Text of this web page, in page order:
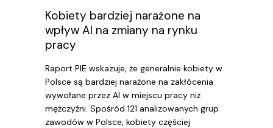
Kobiety bardziej narażone na
wpływ AI na zmiany na rynku
pracy
Raport PIE wskazuje, że generalnie kobiety w
Polsce są bardziej narażone na zakłócenia
wywołane przez AI w miejscu pracy niż
mężczyźni. Spośród 121 analizowanych grup
zawodów w Polsce, kobiety częściej